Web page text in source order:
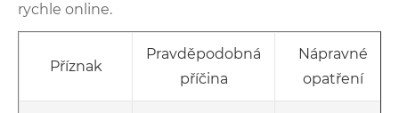
rychle online.
Příznak
Pravděpodobná
příčina
Nápravné
opatření